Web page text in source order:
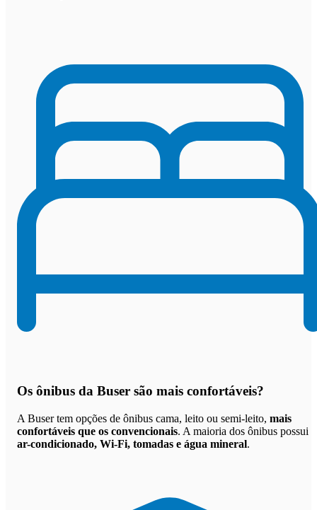
Os ônibus da Buser são mais confortáveis?
A Buser tem opções de ônibus cama, leito ou semi-leito, mais
confortáveis que os convencionais. A maioria dos ônibus possui
ar-condicionado, Wi-Fi, tomadas e água mineral.